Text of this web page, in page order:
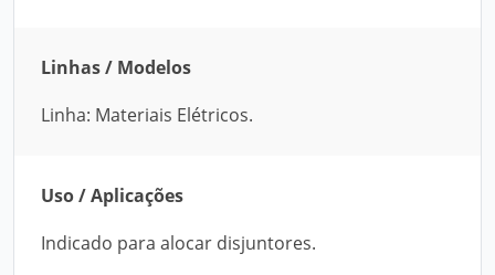
Linhas / Modelos
Linha: Materiais Elétricos.
Uso / Aplicações
Indicado para alocar disjuntores.